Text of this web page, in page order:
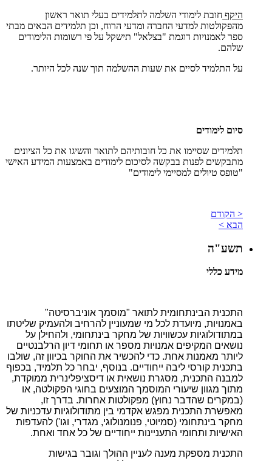
היקף חובת לימודי השלמה לתלמידים בעלי תואר ראשון
מהפקולטות למדעי החברה ומדעי הרוח, וכן תלמידים הבאים מבתי
ספר לאמנויות דוגמת "בצלאל" תישקל על פי רשומות הלימודים
שלהם.
על התלמיד לסיים את שעות ההשלמה תוך שנה לכל היותר.
סיום לימודים
תלמידים שסיימו את כל חובותיהם לתואר והשיגו את כל הציונים
מתבקשים לפנות בבקשה לסיכום לימודים באמצעות המידע האישי
"טופס טיולים למסיימי לימודים"
< הקודם
הבא >
תשע"ה
מידע כללי
התכנית הבינתחומית לתואר "מוסמך אוניברסיטה"
באמנויות, מיועדת לכל מי שמעוניין להרחיב ולהעמיק שליטתו
במתודולוגיות עכשוויות של מחקר בינתחומי, ולהחילן על
נושאים המקיפים אמנויות מספר או תחומי דיון הרלבנטיים
ליותר מאמנות אחת. כדי להכשיר את החוקר בכיוון זה, שולבו
בתכנית קורסי ליבה ייחודיים. בנוסף, יבחר כל תלמיד, בכפוף
למבנה התכנית, מסגרת נושאית או דיסציפלינרית ממוקדת,
מתוך מגוון שיעורי המוסמך המוצעים בחוגי הפקולטה, או
(במקרים שהדבר נחוץ) מפקולטות אחרות. בדרך זו,
מאפשרת התכנית מפגש אקדמי בין מתודולוגיות עדכניות של
מחקר בינתחומי (סמיוטי, פנומנולוגי, מגדרי, וגו') להעדפות
האישיות ותחומי התעניינות ייחודיים של כל אחד ואחת.
התכנית מספקת מענה לעניין ההולך וגובר בגישות